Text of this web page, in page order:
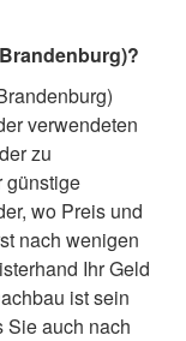
verwendeten
zu
günstige
wo Preis und
nach wenigen
Ihr Geld
ist sein
Sie auch nach